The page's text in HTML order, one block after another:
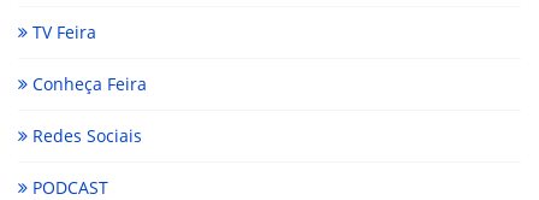
TV Feira
Conheça Feira
Redes Sociais
PODCAST